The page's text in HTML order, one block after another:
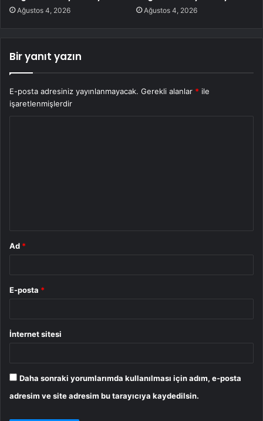
Ağustos 4, 2026 Ağustos 4, 2026
Bir yanıt yazın
E-posta adresiniz yayınlanmayacak. Gerekli alanlar * ile
işaretlenmişlerdir
Ad *
E-posta *
İnternet sitesi
Daha sonraki yorumlarımda kullanılması için adım, e-posta
adresim ve site adresim bu tarayıcıya kaydedilsin.